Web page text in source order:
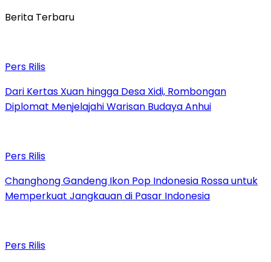
Berita Terbaru
Pers Rilis
Dari Kertas Xuan hingga Desa Xidi, Rombongan
Diplomat Menjelajahi Warisan Budaya Anhui
Pers Rilis
Changhong Gandeng Ikon Pop Indonesia Rossa untuk
Memperkuat Jangkauan di Pasar Indonesia
Pers Rilis